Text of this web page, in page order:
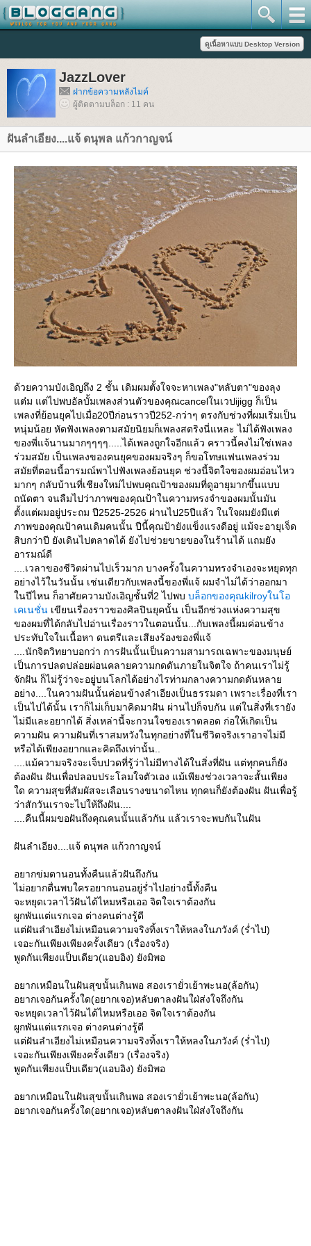
JazzLover
ฝากข้อความหลังไมค์
ผู้ติดตามบล็อก : 11 คน
ฝันลำเอียง....แจ้ ดนุพล แก้วกาญจน์
ด้วยความบังเอิญถึง 2 ชั้น เดิมผมตั้งใจจะหาเพลง"หลับตา"ของลุง
ต๋ม แต่ไปพบอัลบั้มเพลงส่วนตัวของคุณcancelในเวปijigg ก็เป็น
เพลงที่ย้อนยุคไปเมื่อ20ปีก่อนราวปี252-กว่าๆ ตรงกับช่วงที่ผมเริ่มเป็น
หนุ่มน้อย หัดฟังเพลงตามสมัยนิยมก็เพลงสตริงนี่แหละ ไม่ได้ฟังเพลง
ของพี่แจ้นานมากๆๆๆๆ.....ได้เพลงถูกใจอีกแล้ว คราวนี้คงไม่ใช่เพลง
ร่วมสมัย เป็นเพลงของคนยุคของผมจริงๆ ก็ขอโทษแฟนเพลงร่วม
สมัยที่ตอนนี้อารมณ์พาไปฟังเพลงย้อนยุค ช่วงนี้จิตใจของผมอ่อนไหว
มากๆ กลับบ้านที่เชียงใหม่ไปพบคุณป้าของผมที่ดูอายุมากขึ้นแบบ
ถนัดตา จนลืมไปว่าภาพของคุณป้าในความทรงจำของผมนั้นมัน
ตั้งแต่ผมอยู่ประถม ปี2525-2526 ผ่านไป25ปีแล้ว ในใจผมยังมีแต่
ภาพของคุณป้าคนเดิมคนนั้น ปีนี้คุณป้ายังแข็งแรงดีอยู่ แม้จะอายุเจ็ด
สิบกว่าปี ยังเดินไปตลาดได้ ยังไปช่วยขายของในร้านได้ แถมยัง
อารมณ์ดี
....เวลาของชีวิตผ่านไปเร็วมาก บางครั้งในความทรงจำเองจะหยุดทุก
อย่างไว้ในวันนั้น เช่นเดียวกับเพลงนี้ของพี่แจ้ ผมจำไม่ได้ว่าออกมา
นปีไหน ก็อาศัยความบังเอิญชั้นที่2 ไปพบ บล็อกของคุณkilroyในโอ
เคเนชั่น เขียนเรื่องราวของศิลปินยุคนั้น เป็นอีกช่วงแห่งความสุข
ของผมที่ได้กลับไปอ่านเรื่องราวในตอนนั้น...กับเพลงนี้ผมค่อนข้าง
ประทับใจในเนื้อหา ดนตรีและเสียงร้องของพี่แจ้
....นักจิตวิทยาบอกว่า การฝันนั้นเป็นความสามารถเฉพาะของมนุษย์
เป็นการปลดปล่อยผ่อนคลายความกดดันภายในจิตใจ ถ้าคนเราไม่รู้
จักฝัน ก็ไม่รู้ว่าจะอยู่บนโลกได้อย่างไรท่ามกลางความกดดันหลา
อย่าง....ในความฝันนั้นค่อนข้างลำเอียงเป็นธรรมดา เพราะเรื่องที่เรา
เป็นไปได้นั้น เราก็ไม่เก็บมาคิดมาฝัน ผ่านไปก็จบกัน แต่ในสิ่งที่เรายัง
ไม่มีและอยากได้ สิ่งเหล่านี้จะกวนใจของเราตลอด ก่อให้เกิดเป็น
ความฝัน ความฝันที่เราสมหวังในทุกอย่างที่ในชีวิตจริงเราอาจไม่มี
หรือได้เพียงอยากและคิดถึงเท่านั้น..
....แม้ความจริงจะเจ็บปวดที่รู้ว่าไม่มีทางได้ในสิ่งที่ฝัน แต่ทุกคนก็ยัง
ต้องฝัน ฝันเพื่อปลอบประโลมใจตัวเอง แม้เพียงช่วงเวลาจะสั้นเพียง
ด ความสุขที่สัมผัสจะเลือนรางขนาดไหน ทุกคนก็ยังต้องฝัน ฝันเพื่อรู้
ว่าสักวันเราจะไปให้ถึงฝัน....
....คืนนี้ผมขอฝันถึงคุณคนนั้นแล้วกัน แล้วเราจะพบกันในฝัน
ฝันลำเอียง....แจ้ ดนุพล แก้วกาญจน์
อยากข่มตานอนทั้งคืนแล้วฝันถึงกัน
ไม่อยากตื่นพบใครอยากนอนอยู่ร่ำไปอย่างนี้ทั้งคืน
จะหยุดเวลาไว้ฝันได้ไหมหรือเออ จิตใจเราต้องกัน
ผูกพันแต่แรกเจอ ต่างคนต่างรู้ดี
ต่ฝันลำเอียงไม่เหมือนความจริงทิ้งเราให้หลงในภวังค์ (ร่ำไป)
เจอะกันเพียงเพียงครั้งเดียว (เรื่องจริง)
พูดกันเพียงแป็บเดียว(แอบอิง) ยังมิพอ
อยากเหมือนในฝันสุขนั้นเกินพอ สองเรายั่วเย้าพะนอ(ล้อกัน)
อยากเจอกันครั้งใด(อยากเจอ)หลับตาลงฝันใฝ่ส่งใจถึงกัน
จะหยุดเวลาไว้ฝันได้ไหมหรือเออ จิตใจเราต้องกัน
ผูกพันแต่แรกเจอ ต่างคนต่างรู้ดี
ต่ฝันลำเอียงไม่เหมือนความจริงทิ้งเราให้หลงในภวังค์ (ร่ำไป)
เจอะกันเพียงเพียงครั้งเดียว (เรื่องจริง)
พูดกันเพียงแป็บเดียว(แอบอิง) ยังมิพอ
อยากเหมือนในฝันสุขนั้นเกินพอ สองเรายั่วเย้าพะนอ(ล้อกัน)
อยากเจอกันครั้งใด(อยากเจอ)หลับตาลงฝันใฝ่ส่งใจถึงกัน